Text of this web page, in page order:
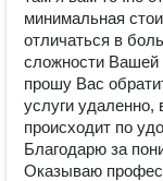
минимальная
отличаться в
сложности Вашей
прошу Вас
услуги удаленно,
происходит по
Благодарю за
Оказываю